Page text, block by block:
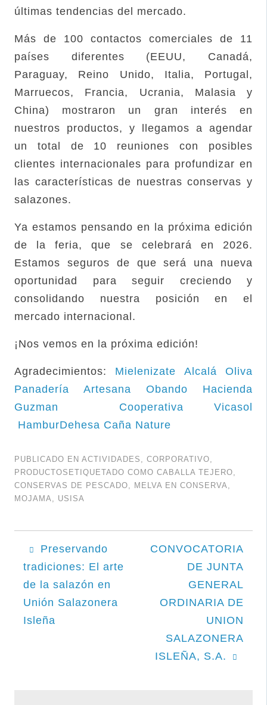
últimas tendencias del mercado.
Más de 100 contactos comerciales de 11
países diferentes (EEUU, Canadá,
Paraguay, Reino Unido, Italia, Portugal,
Marruecos, Francia, Ucrania, Malasia y
China) mostraron un gran interés en
nuestros productos, y llegamos a agendar
un total de 10 reuniones con posibles
clientes internacionales para profundizar en
las características de nuestras conservas y
salazones.
Ya estamos pensando en la próxima edición
de la feria, que se celebrará en 2026.
Estamos seguros de que será una nueva
oportunidad para seguir creciendo y
consolidando nuestra posición en el
mercado internacional.
¡Nos vemos en la próxima edición!
Agradecimientos: Mielenizate
Alcalá Oliva
Panadería Artesana Obando
Hacienda
Guzman
Cooperativa Vicasol
HamburDehesa Caña Nature
PUBLICADO EN ACTIVIDADES CORPORATIVO
PRODUCTOS ETIQUETADO COMO CABALLA TEJERO
CONSERVAS DE PESCADO
MELVA EN CONSERVA
MOJAMA
USISA
Navegación
de
entradas
Preservando
tradiciones: El arte
de la salazón en
Unión Salazonera
Isleña
CONVOCATORIA
DE JUNTA
GENERAL
ORDINARIA DE
UNION
SALAZONERA
ISLEÑA, S.A.